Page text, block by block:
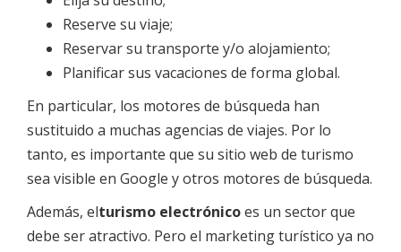
Reserve su viaje;
Reservar su transporte y/o alojamiento;
Planificar sus vacaciones de forma global.
En particular, los motores de búsqueda han
sustituido a muchas agencias de viajes. Por lo
tanto, es importante que su sitio web de turismo
sea visible en Google y otros motores de búsqueda.
Además, elturismo electrónicoes un sector que
debe ser atractivo. Pero el marketing turístico ya no